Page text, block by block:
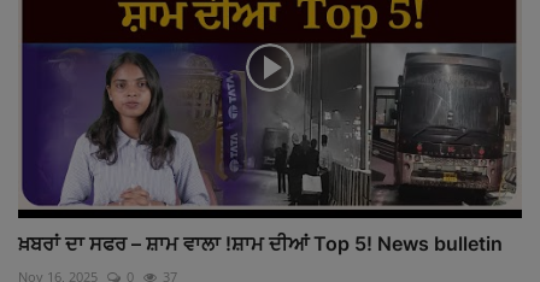
ਖ਼ਬਰਾਂ ਦਾ ਸਫਰ – ਸ਼ਾਮ ਵਾਲਾ !ਸ਼ਾਮ ਦੀਆਂ Top 5! News bulletin
Nov 16, 2025 0 37